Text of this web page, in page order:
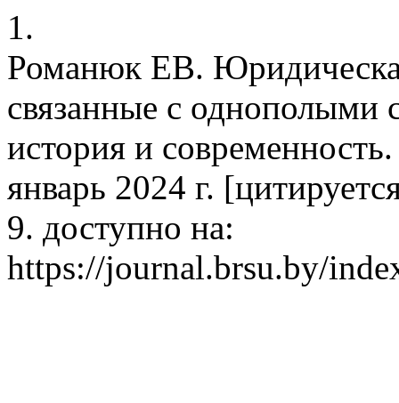
1.
Романюк ЕВ.
связанные с однополыми
история и
январь 2024 г.
9. доступно на:
https://journal.brsu.by/